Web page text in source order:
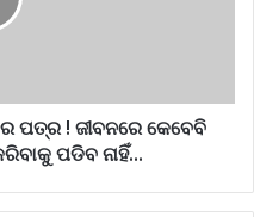
ପତ୍ର ! ଜୀବନରେ କେବେବି
ପଡିବ ନାହିଁ…